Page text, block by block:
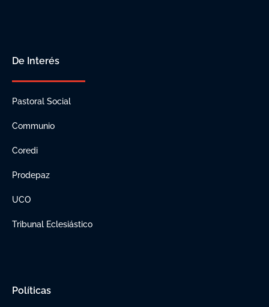
De Interés
Pastoral Social
Communio
Coredi
Prodepaz
UCO
Tribunal Eclesiástico
Políticas